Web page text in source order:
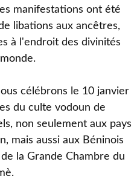
manifestations ont été
libations aux ancêtres,
à l'endroit des divinités
célébrons le 10 janvier
du culte vodoun de
non seulement aux pays
mais aussi aux Béninois
la Grande Chambre du